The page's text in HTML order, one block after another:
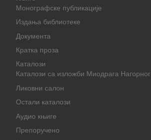
Монографске публикације
Издања библиотеке
Документа
Кратка проза
Каталози
Каталози са изложби Миодрага Нагорног
Ликовни салон
Остали каталози
Аудио књиге
Препоручено